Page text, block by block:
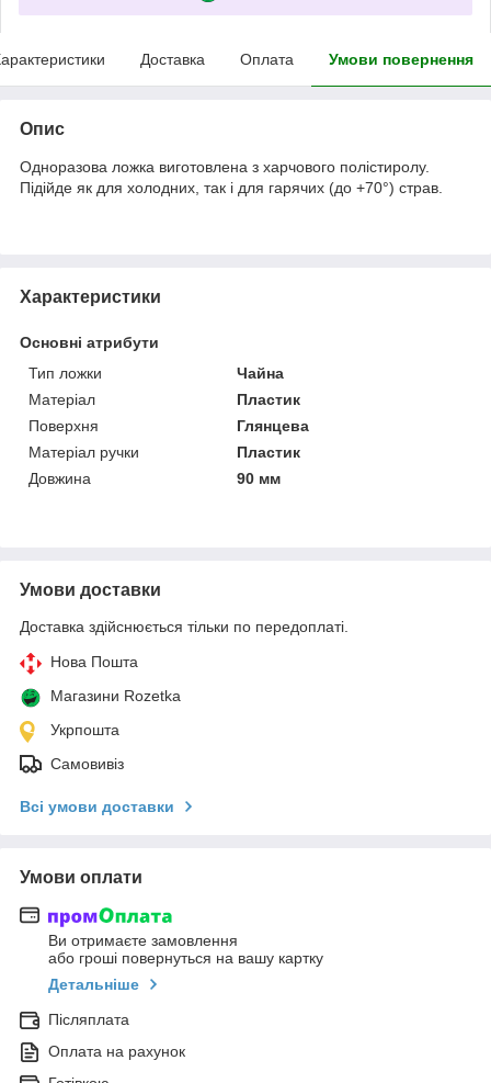
Доставка Оплата Умови повернення
Опис
Одноразова ложка виготовлена з харчового полістиролу.
Підійде як для холодних, так і для гарячих (до +70°) страв.
Характеристики
Основні атрибути
Тип ложки
Чайна
Матеріал
Пластик
Поверхня
Глянцева
Матеріал ручки
Пластик
Довжина
90 мм
Умови доставки
Доставка здійснюється тільки по передоплаті.
Нова Пошта
Магазини Rozetka
Укрпошта
Самовивіз
Всі умови доставки
Умови оплати
Ви отримаєте замовлення
або гроші повернуться на вашу картку
Детальніше
Післяплата
Оплата на рахунок